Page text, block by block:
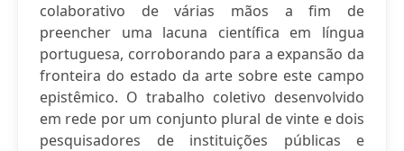
colaborativo de várias mãos a fim de
preencher uma lacuna científica em língua
portuguesa, corroborando para a expansão da
fronteira do estado da arte sobre este campo
epistêmico. O trabalho coletivo desenvolvido
em rede por um conjunto plural de vinte e dois
pesquisadores de instituições públicas e